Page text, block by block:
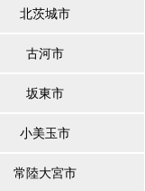
北茨城市
古河市
坂東市
小美玉市
常陸大宮市